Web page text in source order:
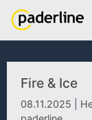
Fire & Ice
08.11.2025 |